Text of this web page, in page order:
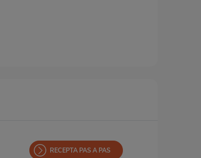
RECEPTA PAS A PAS